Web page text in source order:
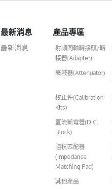
最新消息
最新消息
產品專區
射頻同軸轉接頭/轉
接器(Adapter)
衰減器(Attenuator)
校正件(Calibration
Kits)
直流斷電器(D.C.
Block)
阻抗匹配器
(Impedance
Matching Pad)
其他產品